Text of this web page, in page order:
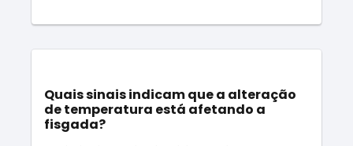
Quais sinais indicam que a alteração
de temperatura está afetando a
fisgada?